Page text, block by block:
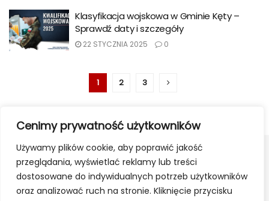
Cenimy prywatność użytkowników
Używamy plików cookie, aby poprawić jakość
przeglądania, wyświetlać reklamy lub treści
dostosowane do indywidualnych potrzeb użytkowników
oraz analizować ruch na stronie. Kliknięcie przycisku
Klasyfikacja wojskowa w Gminie Kęty –
Sprawdź daty i szczegóły
22 STYCZNIA 2025 0
1 2 3